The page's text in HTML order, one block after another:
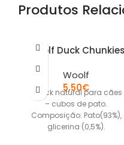
Produtos
Woolf Duck Chunkies
Woolf
5,50€
Snack natural para cães
– cubos de pato.
Composição: Pato(93%),
glicerina (0,5%).